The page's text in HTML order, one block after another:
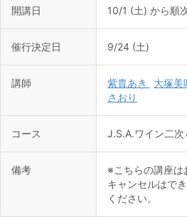
開講日 10/1 (土) から順
催行決定日 9/24 (土)
講師 紫貴あき 大塚美
さおり
コース J.S.A.ワイン二
備考
※こちらの講座は
キャンセルはで
ください。